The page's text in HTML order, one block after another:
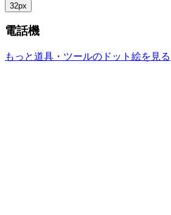
32px
電話機
もっと道具・ツールのドット絵を見る